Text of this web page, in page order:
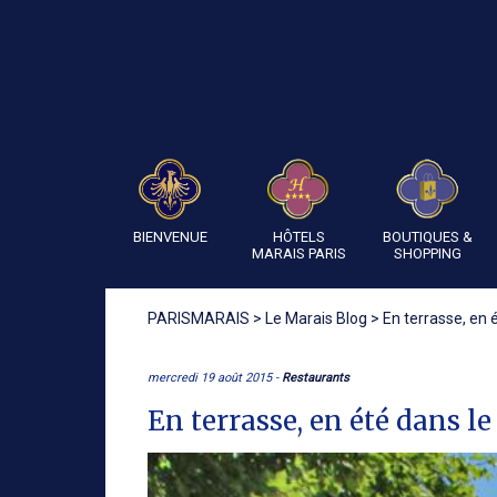
BIENVENUE
HÔTELS
MARAIS PARIS
BOUTIQUES &
SHOPPING
PARISMARAIS > Le Marais Blog > En terrasse, en
mercredi 19 août 2015 - Restaurants
En terrasse, en été dans